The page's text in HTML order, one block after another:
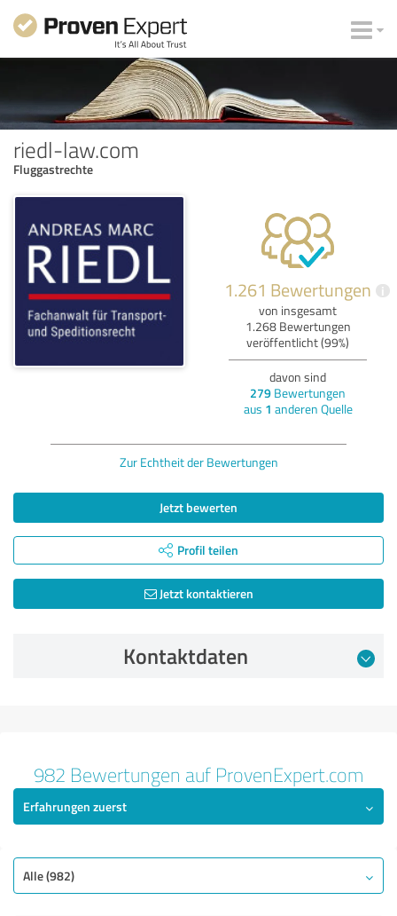
riedl-law.com
Fluggastrechte
1.261 Bewertungen i
von insgesamt
1.268 Bewertungen
veröffentlicht (99%)
davon sind
279 Bewertungen
aus 1 anderen Quelle
Zur Echtheit der Bewertungen
Jetzt bewerten
Profil teilen
Jetzt kontaktieren
Kontaktdaten
5,00 von 5
SEHR GUT
Bewertung anzeigen
982 Bewertungen auf ProvenExpert.com
Erfahrungen zuerst
Alle (982)